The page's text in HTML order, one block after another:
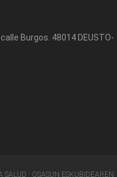
Burgos. 48014 DEUSTO-
· OSASUN ESKUBIDEAREN